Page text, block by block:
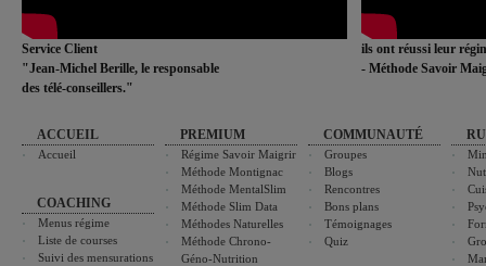
Service Client
"Jean-Michel Berille, le responsable
des télé-conseillers."
ils ont réussi leur
- Méthode Savoir
ACCUEIL
Accueil
COACHING
Menus régime
Liste de courses
Suivi des mensurations
PREMIUM
Régime Savoir Maigrir
Méthode Montignac
Méthode MentalSlim
Méthode Slim Data
Méthodes Naturelles
Méthode Chrono-
Géno-Nutrition
COMMUNAUTÉ
Groupes
Blogs
Rencontres
Bons plans
Témoignages
Quiz